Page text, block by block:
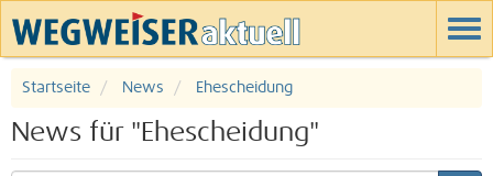
Startseite News Ehescheidung
News für "Ehescheidung"